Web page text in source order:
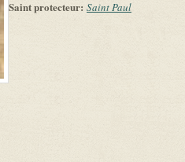
Saint protecteur: Saint Paul